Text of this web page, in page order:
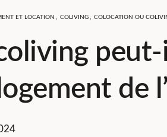
ET LOCATION , COLIVING , COLOCATION OU
de